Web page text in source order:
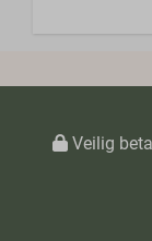
Veilig